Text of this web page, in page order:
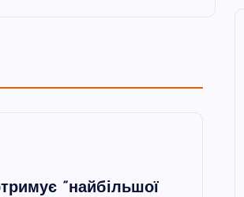
“найбільшої